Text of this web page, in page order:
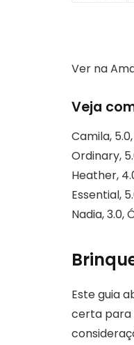
Ver na
Veja
Camila,
Ordinary,
Heather,
Essential,
Nadia,
Este guia
certa para